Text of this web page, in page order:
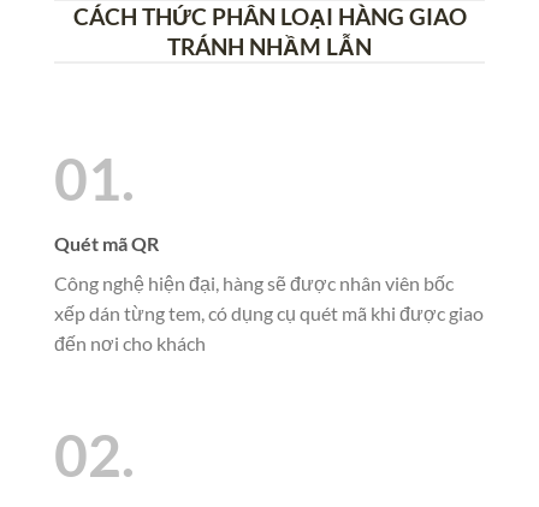
CÁCH THỨC PHÂN LOẠI HÀNG GIAO
TRÁNH NHẦM LẪN
01.
Quét mã QR
Công nghệ hiện đại, hàng sẽ được nhân viên bốc
xếp dán từng tem, có dụng cụ quét mã khi được giao
đến nơi cho khách
02.